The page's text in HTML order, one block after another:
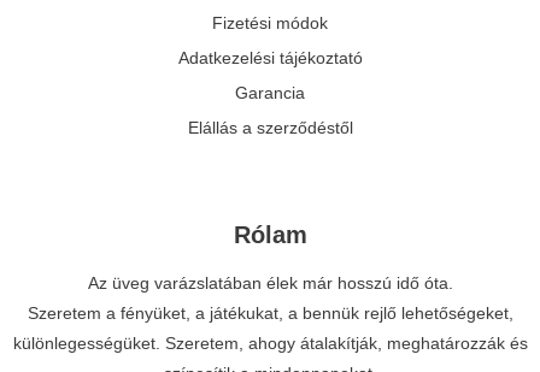
Fizetési módok
Adatkezelési tájékoztató
Garancia
Elállás a szerződéstől
Rólam
Az üveg varázslatában élek már hosszú idő óta.
Szeretem a fényüket, a játékukat, a bennük rejlő lehetőségeket,
különlegességüket. Szeretem, ahogy átalakítják, meghatározzák és